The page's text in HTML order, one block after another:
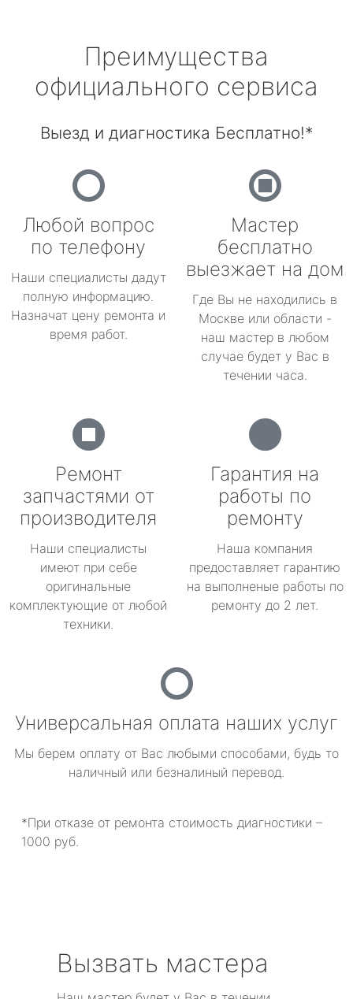
Преимущества
официального сервиса
Выезд и диагностика Бесплатно!*
Любой вопрос
по телефону
Наши специалисты дадут
полную информацию.
Назначат цену ремонта и
время работ.
Мастер
бесплатно
выезжает на дом
Где Вы не находились в
Москве или области -
наш мастер в любом
случае будет у Вас в
течении часа.
Ремонт
запчастями от
производителя
Наши специалисты
имеют при себе
оригинальные
комплектующие от любой
техники.
Гарантия на
работы по
ремонту
Наша компания
предоставляет гарантию
на выполненые работы по
ремонту до 2 лет.
Универсальная оплата наших услуг
Мы берем оплату от Вас любыми способами, будь то
наличный или безналиный перевод.
*При отказе от ремонта стоимость диагностики –
1000 руб.
Вызвать мастера